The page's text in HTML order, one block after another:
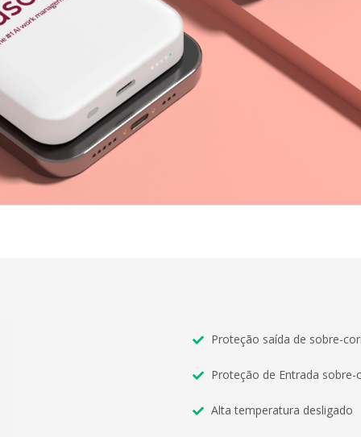
Proteção saída de sobre-
Proteção de Entrada
Alta temperatura desligado